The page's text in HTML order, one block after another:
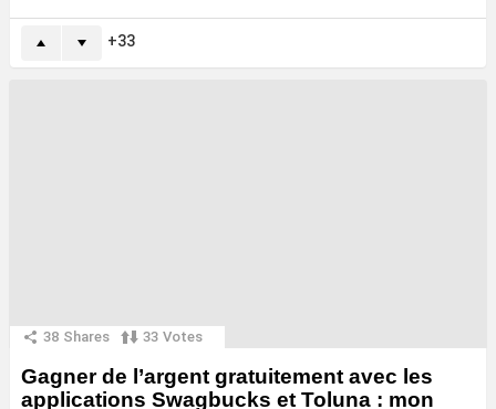
33
38 Shares 33 Votes
Gagner de l’argent gratuitement avec les
applications Swagbucks et Toluna : mon